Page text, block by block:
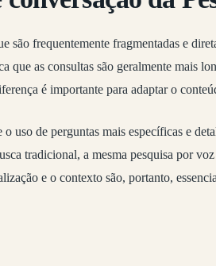
são frequentemente fragmentadas e
que as consultas são geralmente mais
é importante para adaptar o
uso de perguntas mais específicas e
tradicional, a mesma pesquisa por
e o contexto são, portanto,